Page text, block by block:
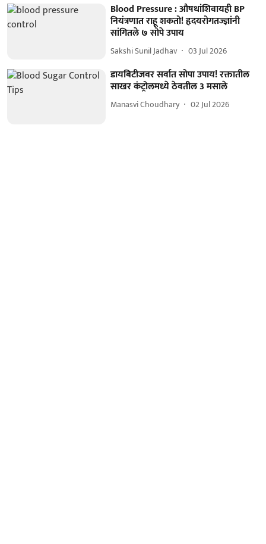
Blood Pressure : औषधांशिवायही BP
नियंत्रणात राहू शकतो! हृदयरोगतज्ज्ञांनी
सांगितले ७ सोपे उपाय
Sakshi Sunil Jadhav 03 Jul 2026
डायबिटीजवर सर्वात सोपा उपाय! रक्तातील
साखर कंट्रोलमध्ये ठेवतील 3 मसाले
Manasvi Choudhary 02 Jul 2026